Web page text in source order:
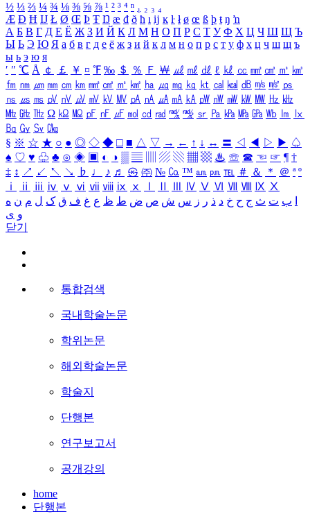
½ ⅓ ⅔ ¼ ¾ ⅛ ⅜ ⅝ ⅞ ¹ ² ³ ⁴ ⁿ ₁ ₂ ₃ ₄
Æ Ð Ħ Ĳ Ł Ø Œ Þ Ŧ Ŋ æ đ ð ħ ı ĳ ĸ ŀ ł ø œ ß þ ŧ ŋ ŉ
А Б В Г Д Е Ё Ж З И Й К Л М Н О П Р С Т У Ф Х Ц Ч Ш Щ Ъ
Ы Ь Э Ю Я а б в г д е ё ж з и й к л м н о п р с т у ф х ц ч ш щ ъ
ы ь э ю я
′ ″ ℃ Å ￠ ￡ ￥ ¤ ℉ ‰ ＄ ％ Ｆ ￦ ㎕ ㎖ ㎗ ℓ ㎘ ㏄ ㎣ ㎤ ㎥ ㎦
㎙ ㎚ ㎛ ㎜ ㎝ ㎞ ㎟ ㎠ ㎡ ㎢ ㏊ ㎍ ㎎ ㎏ ㏏ ㎈ ㎉ ㏈ ㎧ ㎨ ㎰
㎱ ㎲ ㎳ ㎴ ㎵ ㎶ ㎷ ㎸ ㎹ ㎀ ㎁ ㎂ ㎃ ㎄ ㎺ ㎻ ㎽ ㎾ ㎿ ㎐ ㎑
㎒ ㎓ ㎔ Ω ㏀ ㏁ ㎊ ㎋ ㎌ ㏖ ㏅ ㎭ ㎮ ㎯ ㏛ ㎩ ㎪ ㎫ ㎬ ㏝ ㏐
㏓
㏃ ㏉ ㏜ ㏆
§ ※ ☆ ★ ○ ● ◎ ◇ ◆ □ ■ △ ▽ → ← ↑ ↓ ↔ 〓 ◁ ◀ ▷ ▶ ♤
♠ ♡ ♥ ♧ ♣ ⊙ ◈ ▣ ◐ ◑ ▒ ▤ ▨ ▧ ▦ ▩ ♨ ☏ ☎ ☜ ☞ ¶ †
‡ ↕ ↗ ↙ ↖ ↘ ♭ ♩ ♪ ♬ ㉿ ㈜ № ㏇ ™ ㏂ ㏘ ℡ ＃ ＆ ＊ ＠ ª º
ⅰ
ⅱ ⅲ ⅳ ⅴ ⅵ ⅶ ⅷ ⅸ ⅹ Ⅳ Ⅴ Ⅵ Ⅶ Ⅷ Ⅸ Ⅹ
ب ت ث ج ح خ د ذ ر ز س ش ص ض ط ظ ع غ ف ق ک ل م ن ه
و ی
닫기
통합검색
국내학술논문
학위논문
해외학술논문
학술지
단행본
연구보고서
공개강의
home
단행본